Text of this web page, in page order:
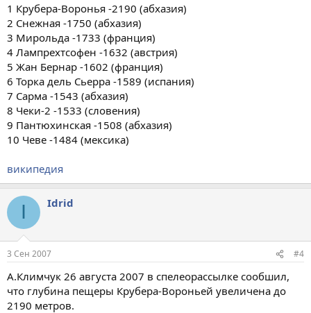
1 Крубера-Воронья -2190 (абхазия)
2 Снежная -1750 (абхазия)
3 Мирольда -1733 (франция)
4 Лампрехтсофен -1632 (австрия)
5 Жан Бернар -1602 (франция)
6 Торка дель Сьерра -1589 (испания)
7 Сарма -1543 (абхазия)
8 Чеки-2 -1533 (словения)
9 Пантюхинская -1508 (абхазия)
10 Чеве -1484 (мексика)
википедия
I Idrid
3 Сен 2007 #4
А.Климчук 26 августа 2007 в спелеорассылке сообшил,
что глубина пещеры Крубера-Вороньей увеличена до
2190 метров.